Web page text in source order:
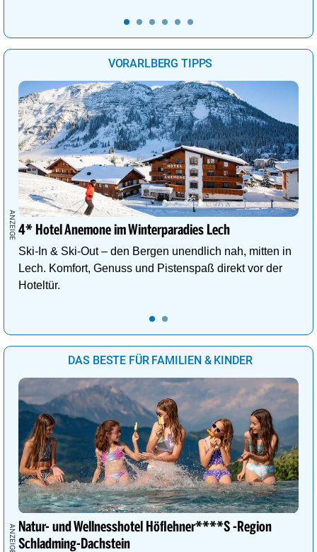
VORARLBERG TIPPS
4* Hotel Anemone im Winterparadies Lech
Ski-In & Ski-Out – den Bergen unendlich nah, mitten in
Lech. Komfort, Genuss und Pistenspaß direkt vor der
Hoteltür.
DAS BESTE FÜR FAMILIEN & KINDER
Natur- und Wellnesshotel Höflehner****S -Region
Schladming-Dachstein